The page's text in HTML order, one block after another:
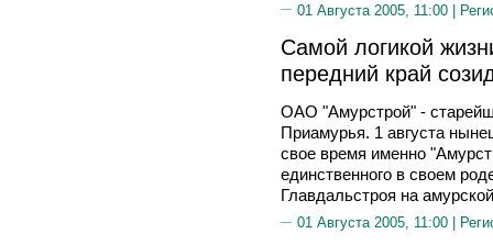
01 Августа 2005, 11:00 |
Самой логикой
передний край
ОАО "Амурстрой" -
Приамурья. 1 августа
свое время именно
единственного в своем
Главдальстроя на
01 Августа 2005, 11:00 |